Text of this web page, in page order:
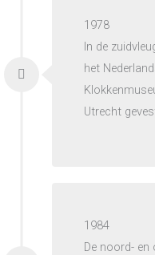
1978
In de
het
Utrecht
1984
De noord-